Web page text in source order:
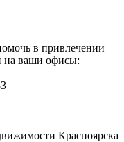
в привлечении
на ваши офисы:
Красноярска